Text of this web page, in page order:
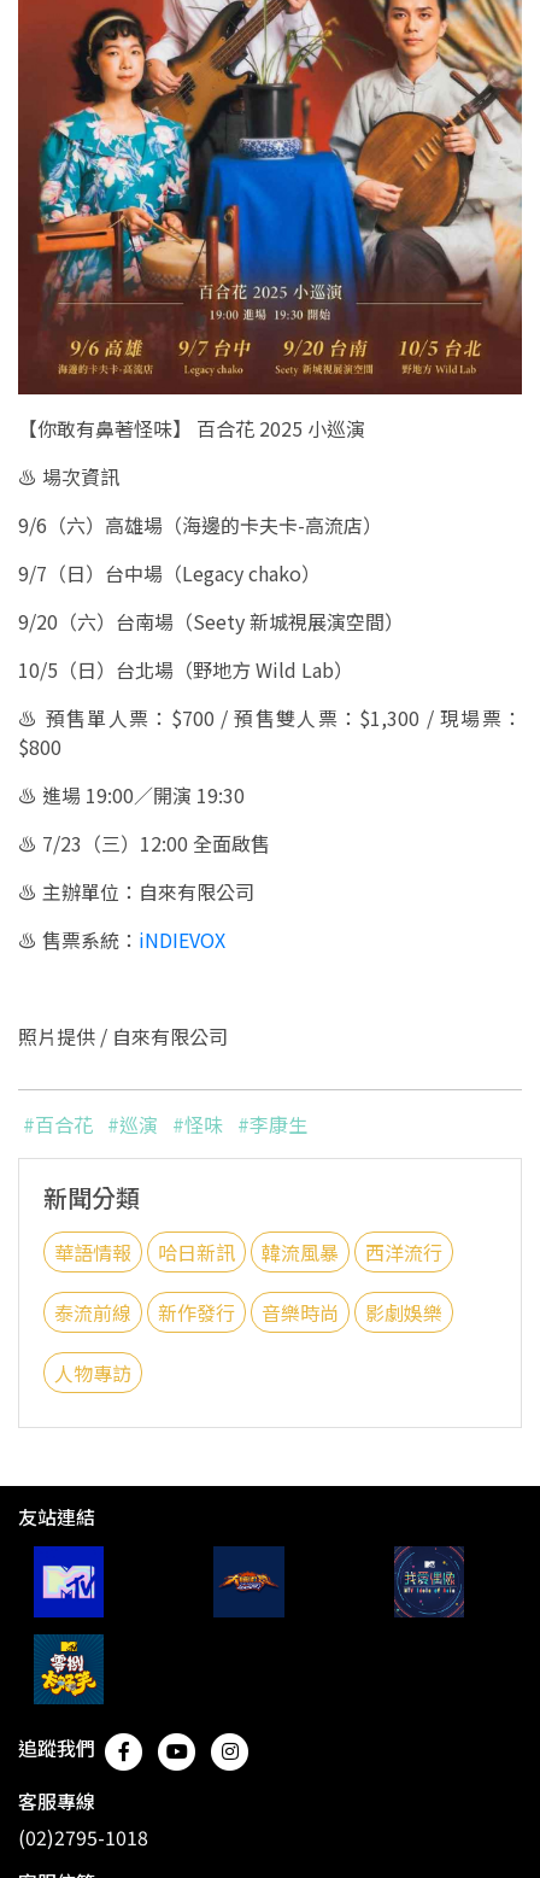
【你敢有鼻著怪味】 百合花 2025 小巡演
♨︎ 場次資訊
9/6（六）高雄場（海邊的卡夫卡-高流店）
9/7（日）台中場（Legacy chako）
9/20（六）台南場（Seety 新城視展演空間）
10/5（日）台北場（野地方 Wild Lab）
♨︎ 預售單人票：$700 / 預售雙人票：$1,300 / 現場票：
$800
♨︎ 進場 19:00／開演 19:30
♨︎ 7/23（三）12:00 全面啟售
♨︎ 主辦單位：自來有限公司
♨︎ 售票系統： iNDIEVOX
照片提供 / 自來有限公司
#百合花 #巡演 #怪味 #李康生
新聞分類
華語情報 哈日新訊 韓流風暴 西洋流行
泰流前線 新作發行 音樂時尚 影劇娛樂
人物專訪
友站連結
追蹤我們
客服專線
(02)2795-1018